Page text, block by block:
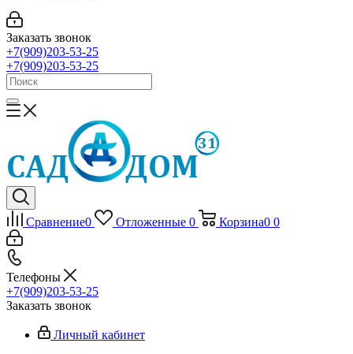
Заказать звонок
+7(909)203-53-25
+7(909)203-53-25
Сравнение0 Отложенные 0 Корзина0 0
Телефоны
+7(909)203-53-25
Заказать звонок
Личный кабинет